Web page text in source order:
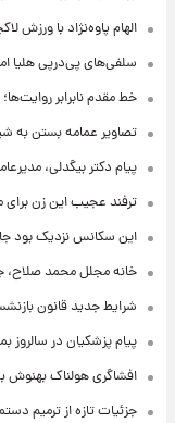
الهام پاوه‌نژاد با
سلفی‌های پی‌درپی هلیا
خط مقدم نابرابر
تصاویر عمامه بستن به
پیام دکتر بیگدلی،
ترفند عجیب این زن
این سکانس نزدیک بود
خانه مجلل محمد صلاح،
شرایط جدید قانون
پیام پزشکیان در سالروز
افشاگری هولناک بهنوش
جزئیات تازه از ترمیم